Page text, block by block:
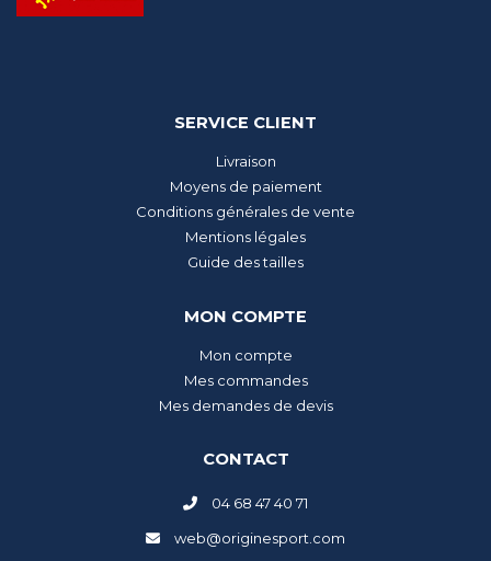
SERVICE CLIENT
Livraison
Moyens de paiement
Conditions générales de vente
Mentions légales
Guide des tailles
MON COMPTE
Mon compte
Mes commandes
Mes demandes de devis
CONTACT
04 68 47 40 71
web@originesport.com